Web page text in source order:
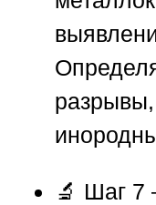
🔬 Шаг 7